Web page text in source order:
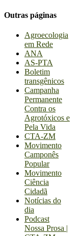
Outras páginas
Agroecologia
em Rede
ANA
AS-PTA
Boletim
transgênicos
Campanha
Permanente
Contra os
Agrotóxicos e
Pela Vida
CTA-ZM
Movimento
Camponês
Popular
Movimento
Ciência
Cidadã
Notícias do
dia
Podcast
Nossa Prosa |